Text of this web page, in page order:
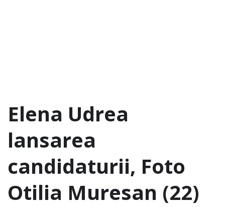
Elena Udrea
lansarea
candidaturii, Foto
Otilia Muresan (22)